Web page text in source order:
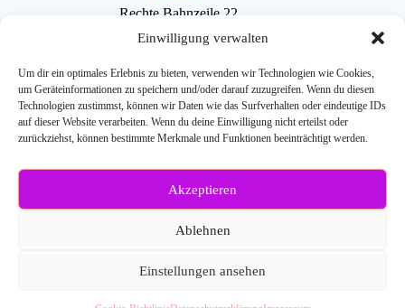
Einwilligung verwalten
Um dir ein optimales Erlebnis zu bieten, verwenden wir Technologien wie Cookies,
um Geräteinformationen zu speichern und/oder darauf zuzugreifen. Wenn du diesen
Technologien zustimmst, können wir Daten wie das Surfverhalten oder eindeutige IDs
auf dieser Website verarbeiten. Wenn du deine Einwilligung nicht erteilst oder
zurückziehst, können bestimmte Merkmale und Funktionen beeinträchtigt werden.
Akzeptieren
Ablehnen
Einstellungen ansehen
Rechte Bahnzeile 22
Öffnungszeiten:
Weitere Fragen?
Kontaktiere uns:
Telefonnr.: 0676/6086527
Blossom Beauty - Webdesign:SEO-Handwerker